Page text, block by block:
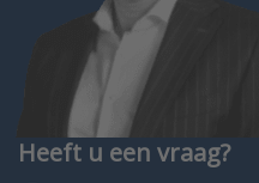
Heeft u een vraag?